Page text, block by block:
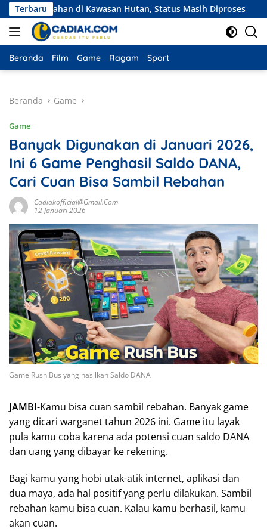
Langsung
ke
konten
Terbaru
di Kawasan Hutan, Status Masih Diproses
Beranda Film Game Ragam Sport
Beranda Game
Game
Banyak Digunakan di Januari 2026,
Ini 6 Game Penghasil Saldo DANA,
Cari Cuan Bisa Sambil Rebahan
Cadiakofficial@gmail.com
12 Januari 2026
Game Rush Bus yang hasilkan Saldo DANA
JAMBI-Kamu bisa cuan sambil rebahan. Banyak game
yang dicari warganet tahun 2026 ini. Game itu layak
pula kamu coba karena ada potensi cuan saldo DANA
dan uang yang dibayar ke rekening.
Bagi kamu yang hobi utak-atik internet, aplikasi dan
dua maya, ada hal positif yang perlu dilakukan. Sambil
rebahan kamu bisa cuan. Kalau kamu berhasil, kamu
akan cuan.